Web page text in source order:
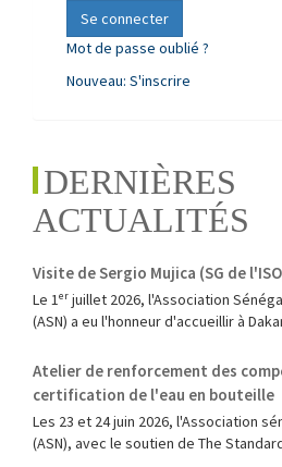
Se connecter
Mot de passe oublié ?
Nouveau: S'inscrire
DERNIÈRES
ACTUALITÉS
Visite de Sergio Mujica (SG de
Le 1ᵉʳ juillet 2026, l'Association
(ASN) a eu l'honneur d'accueillir à
Atelier de renforcement des
certification de l'eau en bouteille
Les 23 et 24 juin 2026, l'Association
(ASN), avec le soutien de The